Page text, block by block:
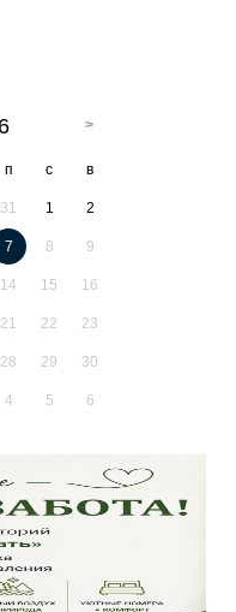
п с в
31 1 2
7 8 9
14 15 16
21 22 23
28 29 30
4 5 6